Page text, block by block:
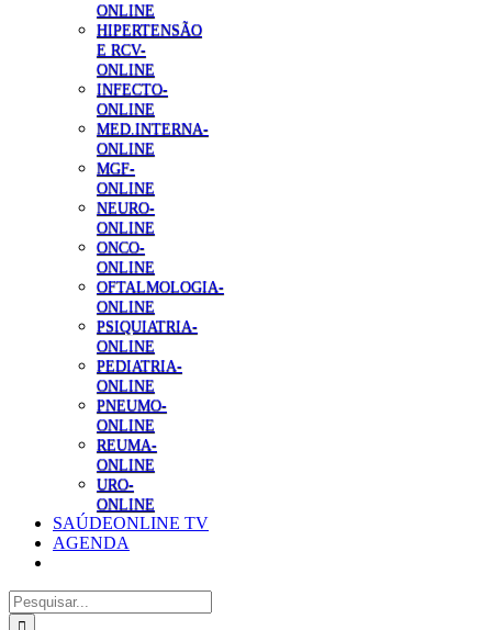
ONLINE
HIPERTENSÃO
E RCV-
ONLINE
INFECTO-
ONLINE
MED.INTERNA-
ONLINE
MGF-
ONLINE
NEURO-
ONLINE
ONCO-
ONLINE
OFTALMOLOGIA-
ONLINE
PSIQUIATRIA-
ONLINE
PEDIATRIA-
ONLINE
PNEUMO-
ONLINE
REUMA-
ONLINE
URO-
ONLINE
SAÚDEONLINE TV
AGENDA
Pesquisar